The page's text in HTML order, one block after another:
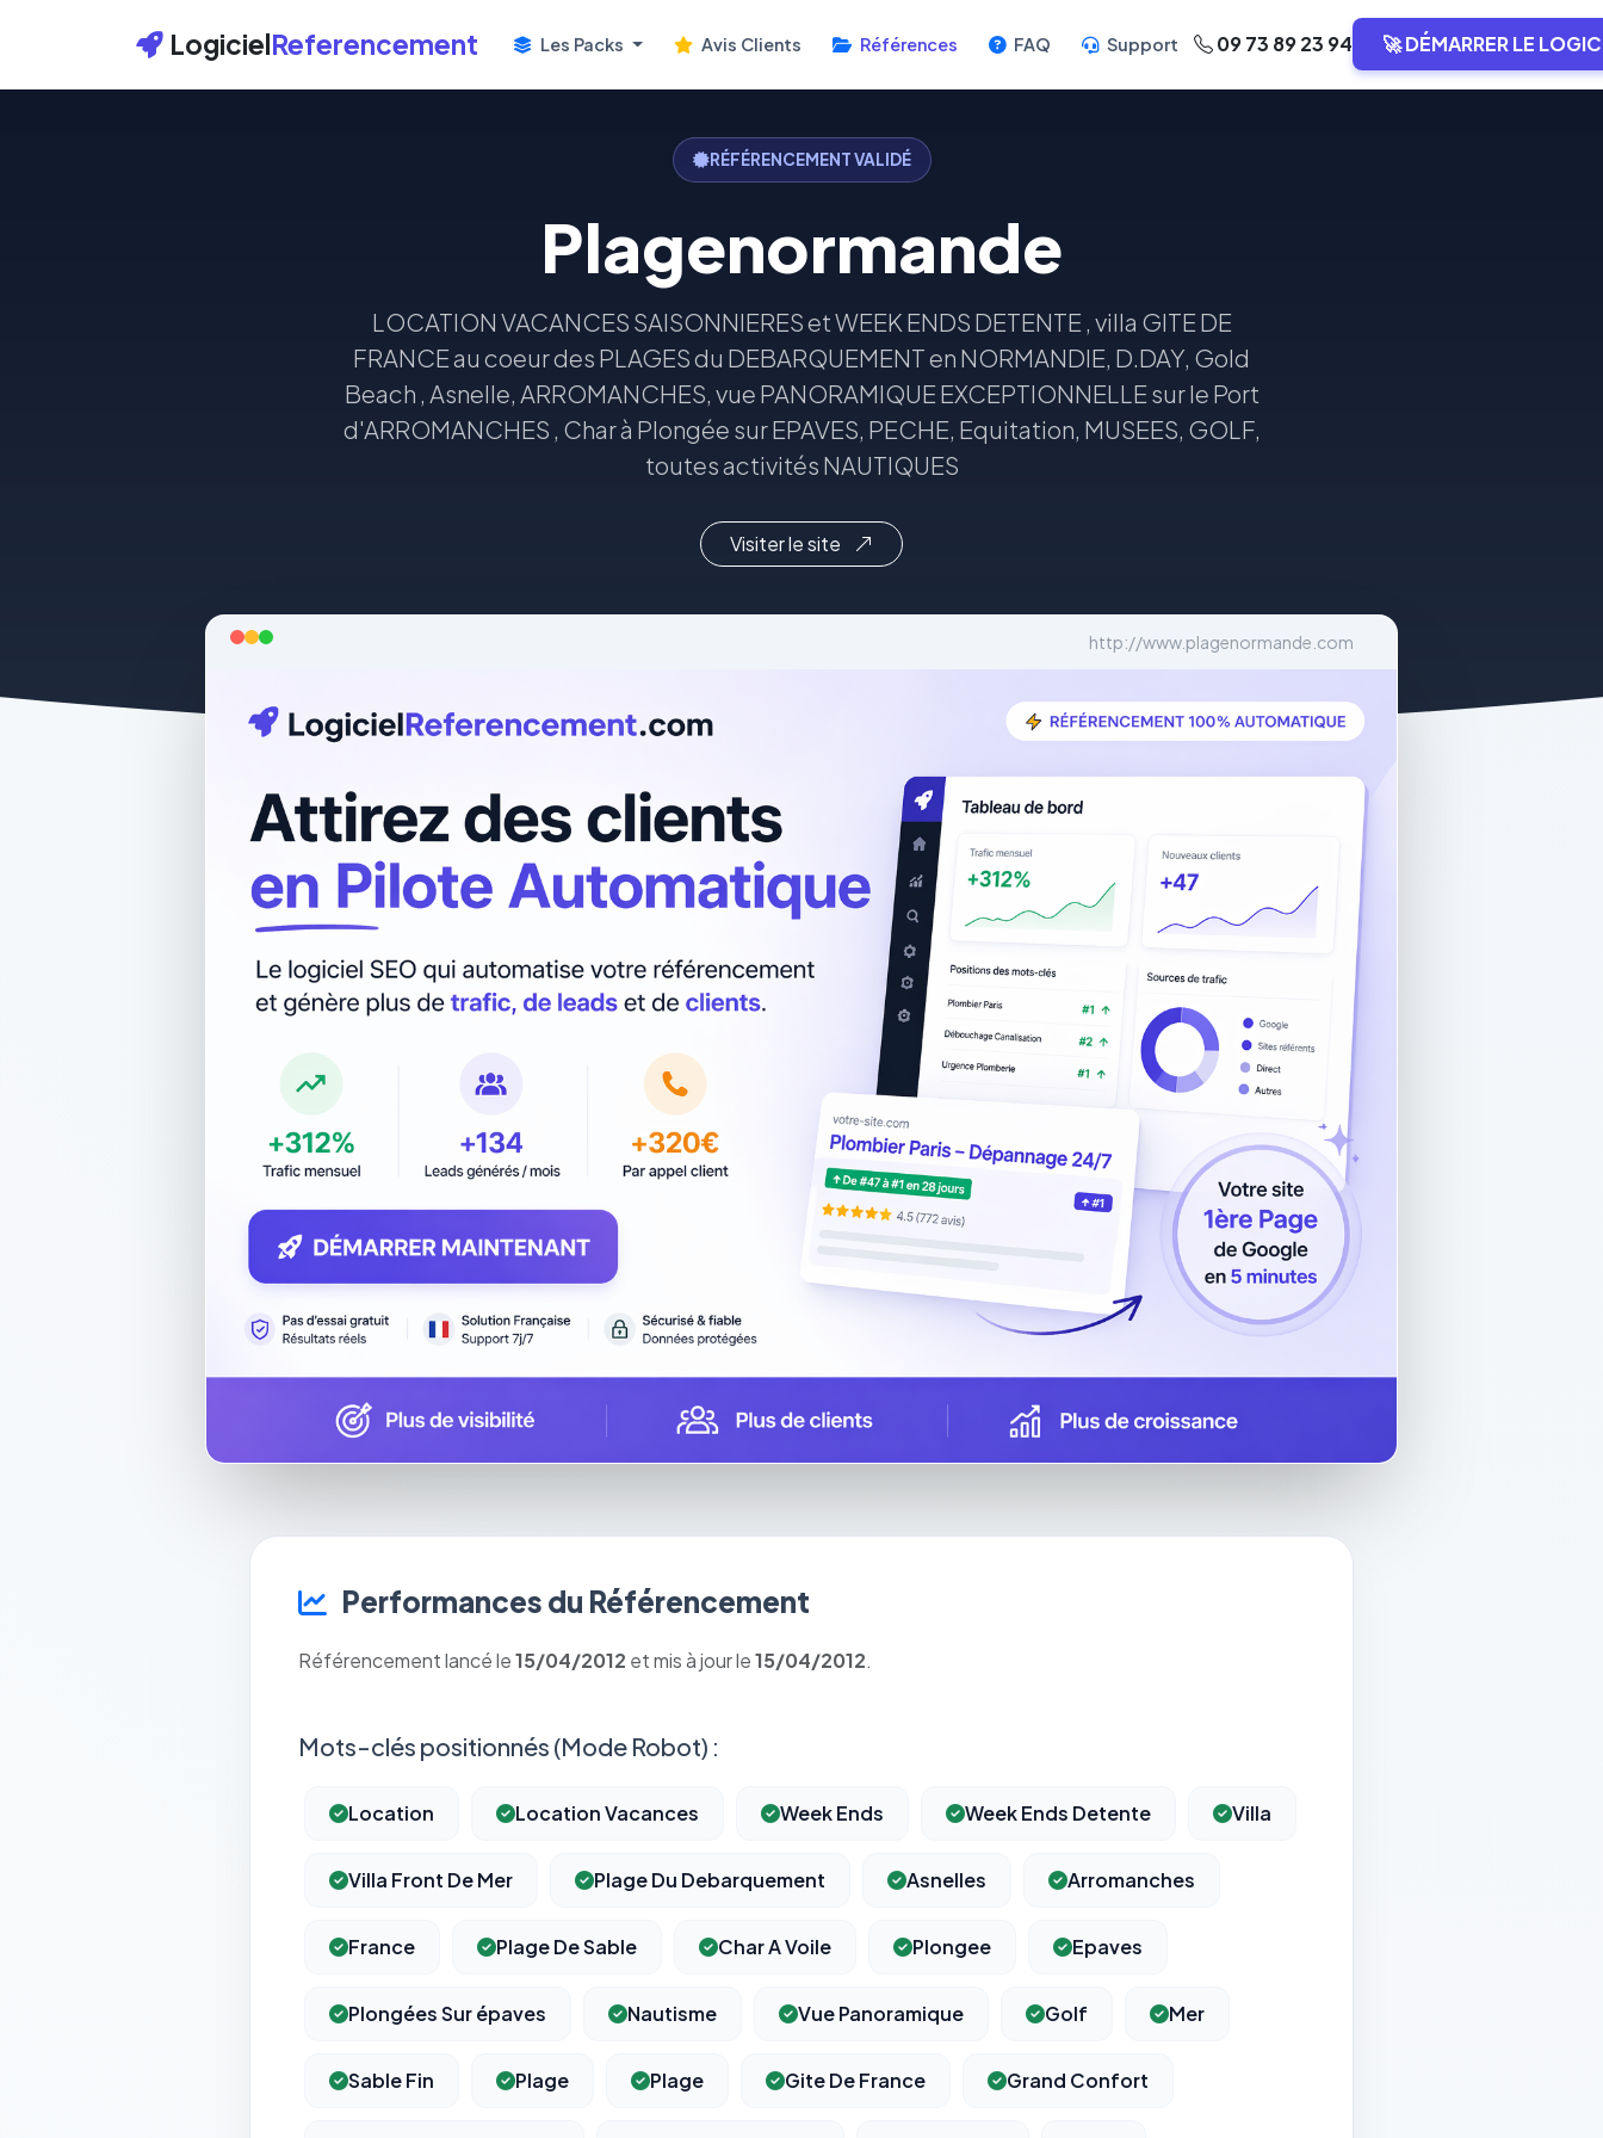
LogicielReferencement Les Packs Avis Clients Références FAQ Support 09 73 89 23 94 🚀 DÉMARRER LE
RÉFÉRENCEMENT VALIDÉ
Plagenormande
LOCATION VACANCES SAISONNIERES et WEEK ENDS DETENTE , villa GITE DE
FRANCE au coeur des PLAGES du DEBARQUEMENT en NORMANDIE, D.DAY, Gold
Beach , Asnelle, ARROMANCHES, vue PANORAMIQUE EXCEPTIONNELLE sur le Port
d'ARROMANCHES , Char à Plongée sur EPAVES, PECHE, Equitation, MUSEES, GOLF,
toutes activités NAUTIQUES
Visiter le site
http://www.plagenormande.com
Performances du Référencement
Référencement lancé le15/04/2012 et mis à jour le15/04/2012.
Mots-clés positionnés (Mode Robot) :
Location Location Vacances Week Ends Week Ends Detente Villa
Villa Front De Mer Plage Du Debarquement Asnelles Arromanches
France Plage De Sable Char A Voile Plongee Epaves
Plongées Sur épaves Nautisme Vue Panoramique Golf Mer
Sable Fin Plage Plage Gite De France Grand Confort